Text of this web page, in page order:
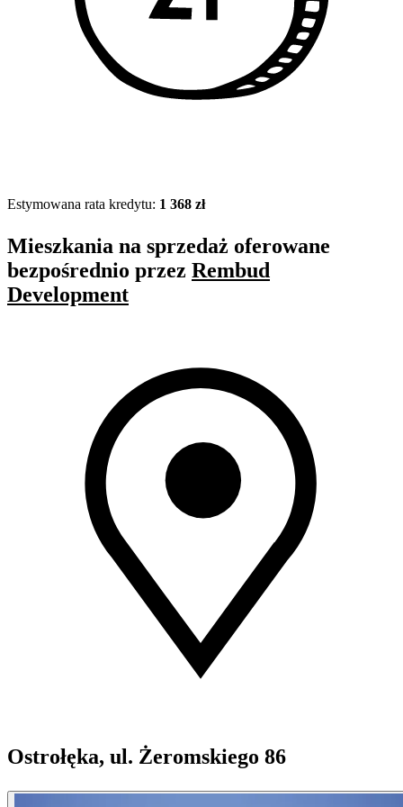
Estymowana rata kredytu: 1 368 zł
Mieszkania na sprzedaż oferowane
bezpośrednio przez Rembud
Development
Ostrołęka, ul. Żeromskiego 86